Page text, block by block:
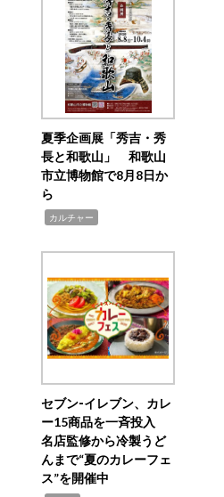
夏季企画展「秀吉・秀
長と和歌山」 和歌山
市立博物館で8月8日か
ら
カルチャー
セブン‐イレブン、カレ
ー15商品を一斉投入
名店監修から冷製うど
んまで“夏のカレーフェ
ス”を開催中